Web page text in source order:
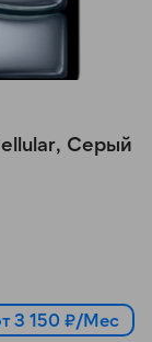
3 150 ₽/Мес
Серый